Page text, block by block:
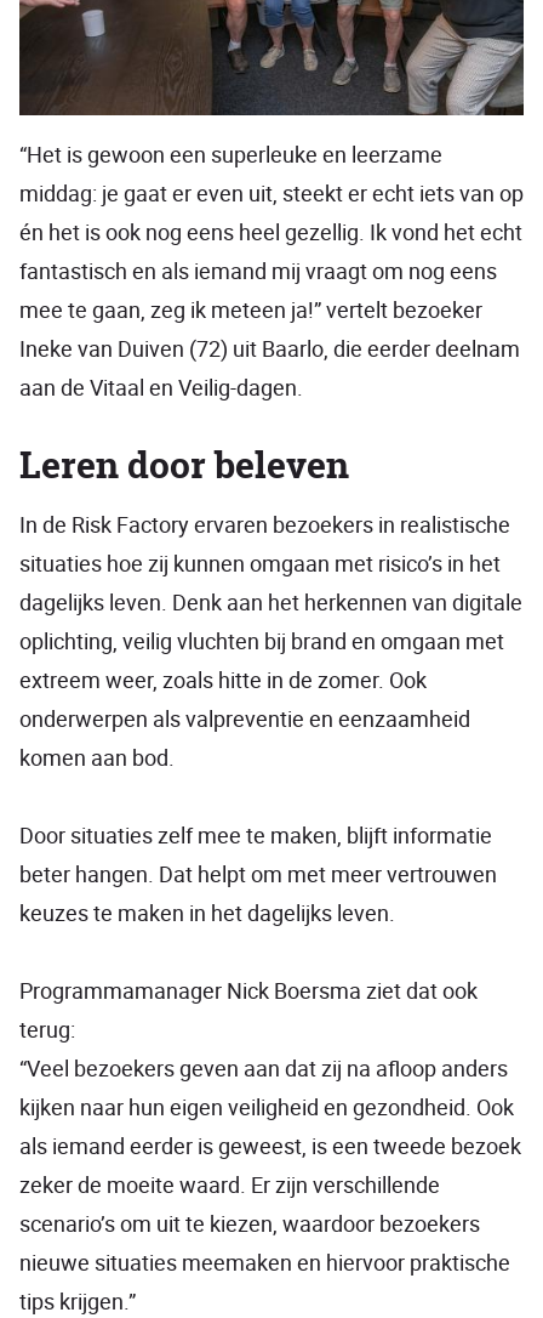
“Het is gewoon een superleuke en leerzame
middag: je gaat er even uit, steekt er echt iets van op
én het is ook nog eens heel gezellig. Ik vond het echt
fantastisch en als iemand mij vraagt om nog eens
mee te gaan, zeg ik meteen ja!” vertelt bezoeker
Ineke van Duiven (72) uit Baarlo, die eerder deelnam
aan de Vitaal en Veilig-dagen.
Leren door beleven
In de Risk Factory ervaren bezoekers in realistische
situaties hoe zij kunnen omgaan met risico’s in het
dagelijks leven. Denk aan het herkennen van digitale
oplichting, veilig vluchten bij brand en omgaan met
extreem weer, zoals hitte in de zomer. Ook
onderwerpen als valpreventie en eenzaamheid
komen aan bod.
Door situaties zelf mee te maken, blijft informatie
beter hangen. Dat helpt om met meer vertrouwen
keuzes te maken in het dagelijks leven.
Programmamanager Nick Boersma ziet dat ook
terug:
“Veel bezoekers geven aan dat zij na afloop anders
kijken naar hun eigen veiligheid en gezondheid. Ook
als iemand eerder is geweest, is een tweede bezoek
zeker de moeite waard. Er zijn verschillende
scenario’s om uit te kiezen, waardoor bezoekers
nieuwe situaties meemaken en hiervoor praktische
tips krijgen.”